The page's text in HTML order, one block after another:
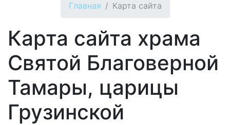
Главная Карта сайта
Карта сайта храма
Святой Благоверной
Тамары, царицы
Грузинской